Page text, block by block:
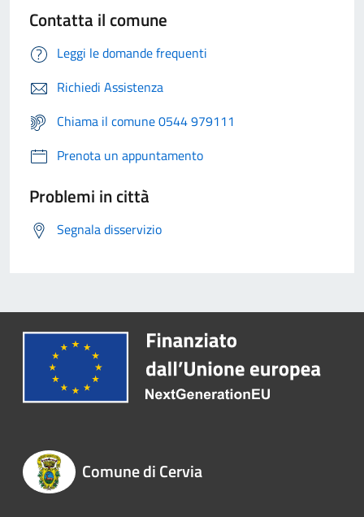
Contatta il comune
Leggi le domande frequenti
Richiedi Assistenza
Chiama il comune 0544 979111
Prenota un appuntamento
Problemi in città
Segnala disservizio
Comune di Cervia